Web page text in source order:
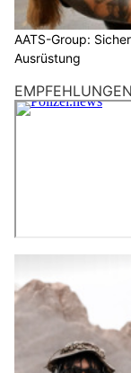
AATS-Group:
Ausrüstung
EMPFEHLUNGEN